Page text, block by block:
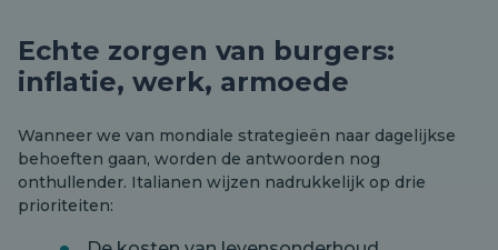
Echte zorgen van burgers:
inflatie, werk, armoede
Wanneer we van mondiale strategieën naar dagelijkse
behoeften gaan, worden de antwoorden nog
onthullender. Italianen wijzen nadrukkelijk op drie
prioriteiten: